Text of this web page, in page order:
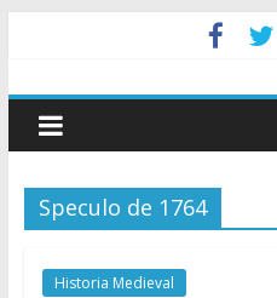
Speculo de 1764
Historia Medieval